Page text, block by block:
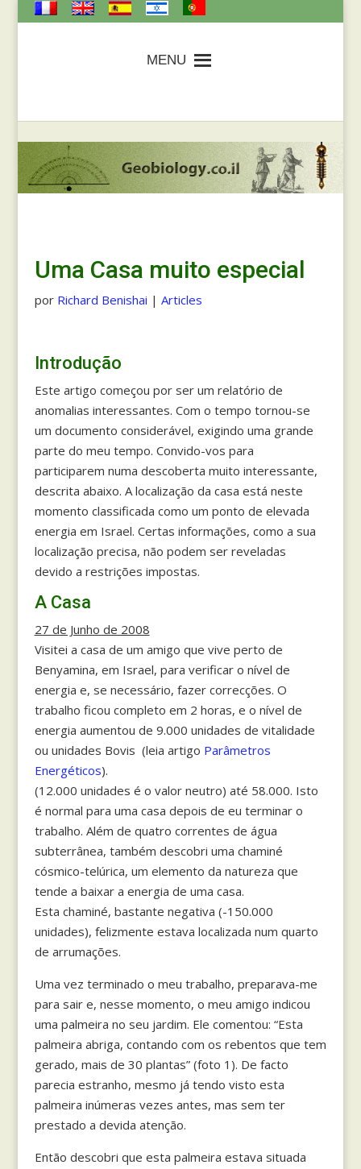
MENU
Uma Casa muito especial
por Richard Benishai | Articles
Introdução
Este artigo começou por ser um relatório de
anomalias interessantes. Com o tempo tornou-se
um documento considerável, exigindo uma grande
parte do meu tempo. Convido-vos para
participarem numa descoberta muito interessante,
descrita abaixo. A localização da casa está neste
momento classificada como um ponto de elevada
energia em Israel. Certas informações, como a sua
localização precisa, não podem ser reveladas
devido a restrições impostas.
A Casa
27 de Junho de 2008
Visitei a casa de um amigo que vive perto de
Benyamina, em Israel, para verificar o nível de
energia e, se necessário, fazer correcções. O
trabalho ficou completo em 2 horas, e o nível de
energia aumentou de 9.000 unidades de vitalidade
ou unidades Bovis (leia artigo Parâmetros
Energéticos).
(12.000 unidades é o valor neutro) até 58.000. Isto
é normal para uma casa depois de eu terminar o
trabalho. Além de quatro correntes de água
subterrânea, também descobri uma chaminé
cósmico-telúrica, um elemento da natureza que
tende a baixar a energia de uma casa.
Esta chaminé, bastante negativa (-150.000
unidades), felizmente estava localizada num quarto
de arrumações.
Uma vez terminado o meu trabalho, preparava-me
para sair e, nesse momento, o meu amigo indicou
uma palmeira no seu jardim. Ele comentou: “Esta
palmeira abriga, contando com os rebentos que tem
gerado, mais de 30 plantas” (foto 1). De facto
parecia estranho, mesmo já tendo visto esta
palmeira inúmeras vezes antes, mas sem ter
prestado a devida atenção.
Então descobri que esta palmeira estava situada